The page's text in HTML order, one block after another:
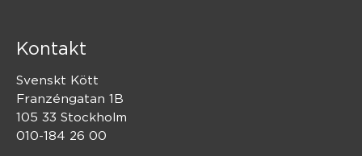
Kontakt
Svenskt Kött
Franzéngatan 1B
105 33 Stockholm
010-184 26 00